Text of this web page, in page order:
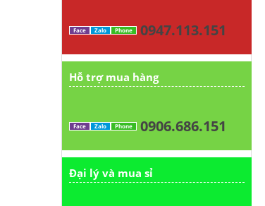
Face Zalo Phone 0947.113.151
Hỗ trợ mua hàng
Face Zalo Phone 0906.686.151
Đại lý và mua sỉ